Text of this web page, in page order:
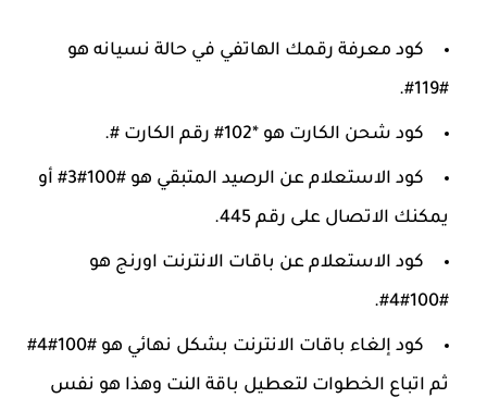
كود معرفة رقمك الهاتفي في حالة نسيانه هو
#119#.
كود شحن الكارت هو *102# رقم الكارت #.
كود الاستعلام عن الرصيد المتبقي هو #100#3# أو
يمكنك الاتصال على رقم 445.
كود الاستعلام عن باقات الانترنت اورنج هو
#100#4#.
كود إلغاء باقات الانترنت بشكل نهائي هو #100#4#
ثم اتباع الخطوات لتعطيل باقة النت وهذا هو نفس